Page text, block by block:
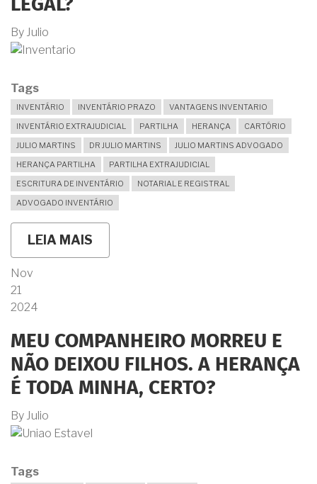
LEGAL?
By Julio
Tags
INVENTÁRIO INVENTÁRIO PRAZO
VANTAGENS INVENTARIO
INVENTÁRIO EXTRAJUDICIAL
PARTILHA HERANÇA
CARTÓRIO
JULIO MARTINS
DR JULIO MARTINS
JULIO MARTINS ADVOGADO
HERANÇA PARTILHA
PARTILHA EXTRAJUDICIAL
ESCRITURA DE INVENTÁRIO
NOTARIAL E REGISTRAL
ADVOGADO INVENTÁRIO
LEIA MAIS
QUAIS
ABRIR
O
INVENTÁRIO
DENTRO
DO
Nov
21
2024
MEU COMPANHEIRO MORREU E
NÃO DEIXOU FILHOS. A HERANÇA
É TODA MINHA, CERTO?
By Julio
Tags